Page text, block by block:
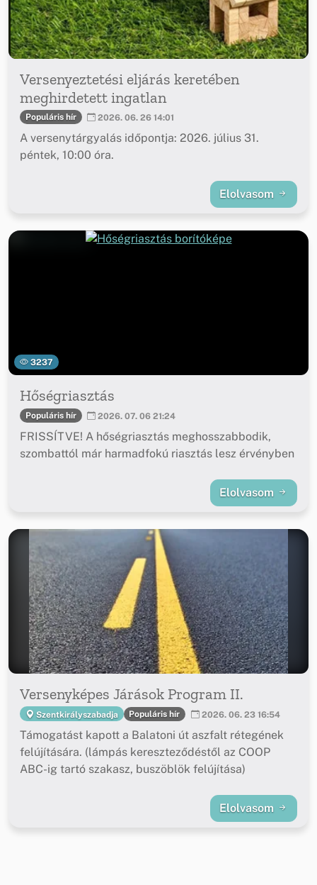
Versenyeztetési eljárás keretében
meghirdetett ingatlan
Populáris hír 2026. 06. 26 14:01
A versenytárgyalás időpontja: 2026. július 31.
péntek, 10:00 óra.
Elolvasom
3237
Hőségriasztás
Populáris hír 2026. 07. 06 21:24
FRISSÍTVE! A hőségriasztás meghosszabbodik,
szombattól már harmadfokú riasztás lesz érvényben
Elolvasom
Versenyképes Járások Program II.
Szentkirályszabadja Populáris hír 2026. 06. 23 16:54
Támogatást kapott a Balatoni út aszfalt rétegének
felújítására. (lámpás kereszteződéstől az COOP
ABC-ig tartó szakasz, buszöblök felújítása)
Elolvasom